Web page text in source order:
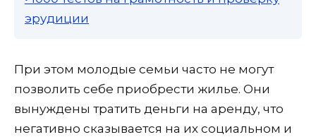
эрудиции
При этом молодые семьи часто не могут
позволить себе приобрести жилье. Они
вынуждены тратить деньги на аренду, что
негативно сказывается на их социальном и